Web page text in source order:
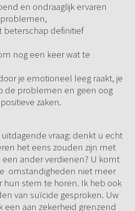
en ondraaglijk ervaren
beterschap definitief
nog een keer wat te
je emotioneel leeg raakt, je
de problemen en geen oog
zaken.
vraag: denkt u echt
het eens zouden zijn met
ander verdienen? U komt
omstandigheden niet meer
hun stem te horen. Ik heb ook
van suïcide gesproken. Uw
een aan zekerheid grenzend